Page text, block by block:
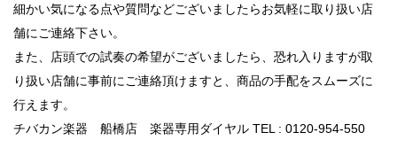
細かい気になる点や質問などございましたらお気軽に取り扱い店
舗にご連絡下さい。
また、店頭での試奏の希望がございましたら、恐れ入りますが取
り扱い店舗に事前にご連絡頂けますと、商品の手配をスムーズに
行えます。
チバカン楽器 船橋店 楽器専用ダイヤル TEL : 0120-954-550